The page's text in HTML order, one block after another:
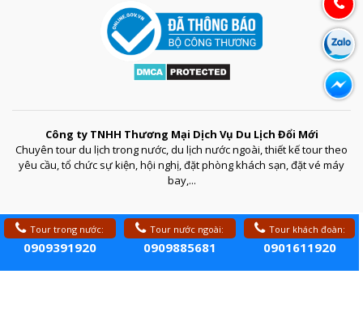
Tour trong nước:
0909391920
Tour nước ngoài:
0909885681
Tour khách đoàn:
0901611920
Công ty TNHH Thương Mại Dịch Vụ Du Lịch Đổi Mới
Chuyên tour du lịch trong nước, du lịch nước ngoài, thiết kế tour theo
yêu cầu, tổ chức sự kiện, hội nghị, đặt phòng khách sạn, đặt vé máy
bay,...